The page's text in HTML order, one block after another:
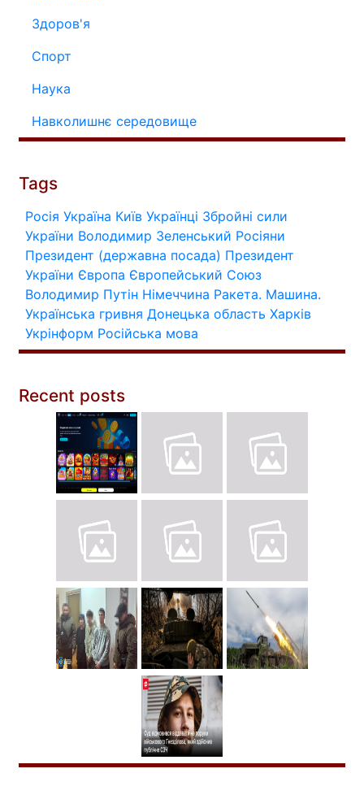
Здоров'я
Спорт
Наука
Навколишнє середовище
Tags
Росія Україна Київ Українці Збройні сили
України Володимир Зеленський Росіяни
Президент (державна посада) Президент
України Європа Європейський Союз
Володимир Путін Німеччина Ракета. Машина.
Українська гривня Донецька область Харків
Укрінформ Російська мова
Recent posts